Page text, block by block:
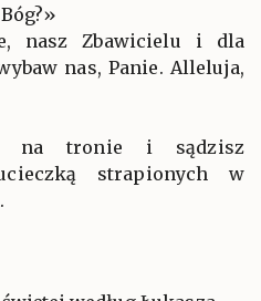
nasz Zbawicielu i dla
nas, Panie. Alleluja,
na tronie i sądzisz
strapionych w